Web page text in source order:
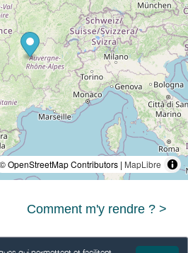
© OpenStreetMap Contributors | MapLibre
Comment m'y rendre ? >